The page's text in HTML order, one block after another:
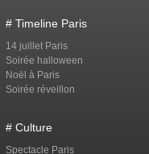
# Timeline Paris
14 juillet Paris
Soirée halloween
Noël à Paris
Soirée réveillon
# Culture
Spectacle Paris